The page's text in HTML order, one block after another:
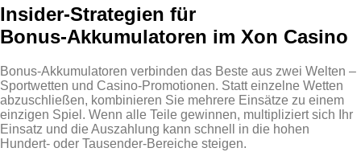
Insider‑Strategien für
Bonus‑Akkumulatoren im Xon Casino
Bonus‑Akkumulatoren verbinden das Beste aus zwei Welten –
Sportwetten und Casino‑Promotionen. Statt einzelne Wetten
abzuschließen, kombinieren Sie mehrere Einsätze zu einem
einzigen Spiel. Wenn alle Teile gewinnen, multipliziert sich Ihr
Einsatz und die Auszahlung kann schnell in die hohen
Hundert‑ oder Tausender‑Bereiche steigen.